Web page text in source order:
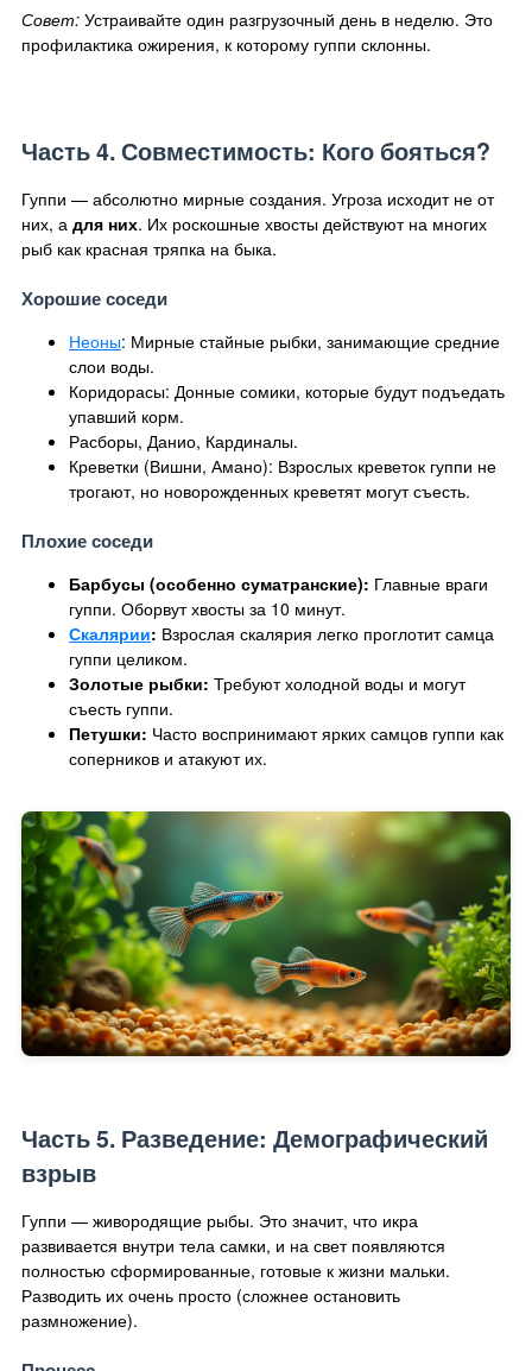
Совет: Устраивайте один разгрузочный день в неделю. Это
профилактика ожирения, к которому гуппи склонны.
Часть 4. Совместимость: Кого бояться?
Гуппи — абсолютно мирные создания. Угроза исходит не от
них, а для них. Их роскошные хвосты действуют на многих
рыб как красная тряпка на быка.
Хорошие соседи
Неоны: Мирные стайные рыбки, занимающие средние
слои воды.
Коридорасы: Донные сомики, которые будут подъедать
упавший корм.
Расборы, Данио, Кардиналы.
Креветки (Вишни, Амано): Взрослых креветок гуппи не
трогают, но новорожденных креветят могут съесть.
Плохие соседи
Барбусы (особенно суматранские): Главные враги
гуппи. Оборвут хвосты за 10 минут.
Скалярии: Взрослая скалярия легко проглотит самца
гуппи целиком.
Золотые рыбки: Требуют холодной воды и могут
съесть гуппи.
Петушки: Часто воспринимают ярких самцов гуппи как
соперников и атакуют их.
Часть 5. Разведение: Демографический
взрыв
Гуппи — живородящие рыбы. Это значит, что икра
развивается внутри тела самки, и на свет появляются
полностью сформированные, готовые к жизни мальки.
Разводить их очень просто (сложнее остановить
размножение).